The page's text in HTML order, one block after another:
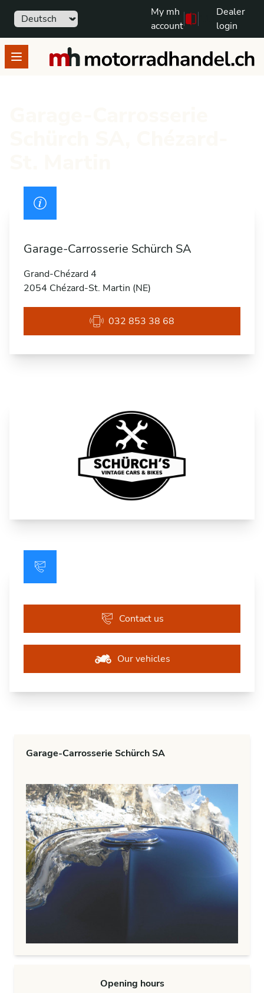
Sprache
Free text search
My mh
account
Dealer
login
Open menumotorradhandel.ch
Drivers licence
Garage-Carrosserie Schürch SA
Grand-Chézard 4
2054 Chézard-St. Martin (NE)
032 853 38 68
Contact us
Our vehicles
Garage-Carrosserie Schürch SA
Opening hours